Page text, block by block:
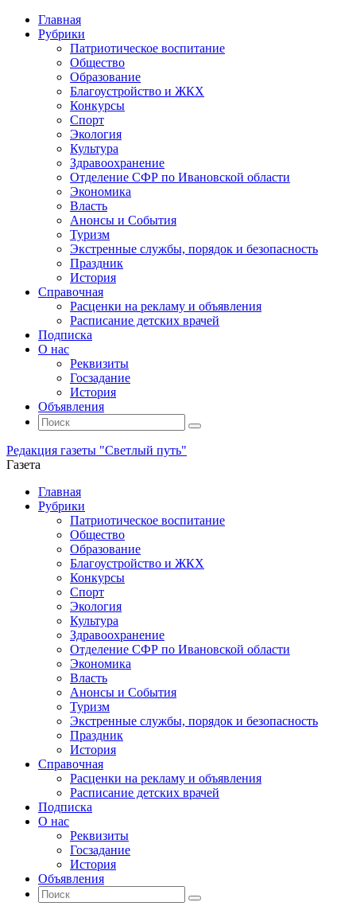
Главная
Рубрики
Патриотическое воспитание
Общество
Образование
Благоустройство и ЖКХ
Конкурсы
Спорт
Экология
Культура
Здравоохранение
Отделение СФР по Ивановской области
Экономика
Власть
Анонсы и События
Туризм
Экстренные службы, порядок и безопасность
Праздник
История
Справочная
Расценки на рекламу и объявления
Расписание детских врачей
Подписка
О нас
Реквизиты
Госзадание
История
Объявления
Поиск
Искать:
Поиск
Редакция газеты "Светлый путь"
Газета
Промотать
содержимому
Главная
Рубрики
Патриотическое воспитание
Общество
Образование
Благоустройство и ЖКХ
Конкурсы
Спорт
Экология
Культура
Здравоохранение
Отделение СФР по Ивановской области
Экономика
Власть
Анонсы и События
Туризм
Экстренные службы, порядок и безопасность
Праздник
История
Справочная
Расценки на рекламу и объявления
Расписание детских врачей
Подписка
О нас
Реквизиты
Госзадание
История
Объявления
Поиск
Искать:
Поиск